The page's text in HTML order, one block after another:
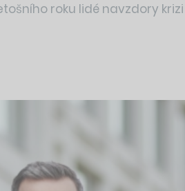
roku lidé navzdory krizi